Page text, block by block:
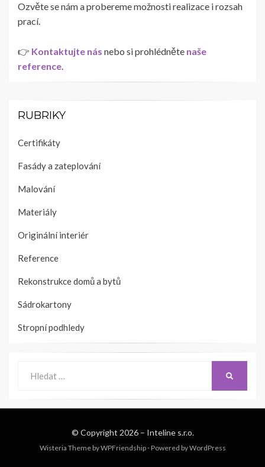
Ozvěte se nám a probereme možnosti realizace i rozsah
prací.
👉 Kontaktujte nás nebo si prohlédněte naše
reference.
RUBRIKY
Certifikáty
Fasády a zateplování
Malování
Materiály
Originální interiér
Reference
Rekonstrukce domů a bytů
Sádrokartony
Stropní podhledy
© Copyright 2026 – Inteline s.r.o.
Wisteria Theme byWPFriendship ⋅ Powered byWordPress